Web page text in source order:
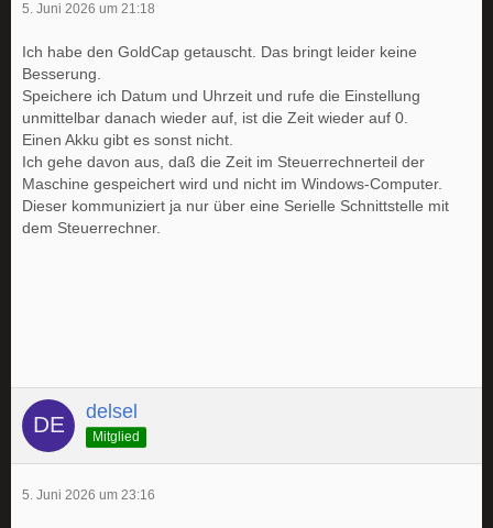
5. Juni 2026 um 21:18
Ich habe den GoldCap getauscht. Das bringt leider keine
Besserung.
Speichere ich Datum und Uhrzeit und rufe die Einstellung
unmittelbar danach wieder auf, ist die Zeit wieder auf 0.
Einen Akku gibt es sonst nicht.
Ich gehe davon aus, daß die Zeit im Steuerrechnerteil der
Maschine gespeichert wird und nicht im Windows-Computer.
Dieser kommuniziert ja nur über eine Serielle Schnittstelle mit
dem Steuerrechner.
delsel
Mitglied
5. Juni 2026 um 23:16